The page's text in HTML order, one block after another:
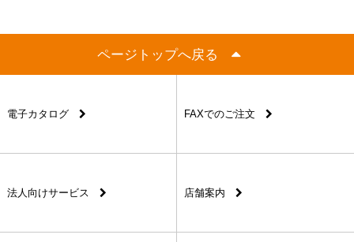
ページトップへ戻る
電子カタログ FAXでのご注文
法人向けサービス 店舗案内